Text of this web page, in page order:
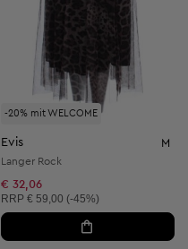
-20% mit WELCOME
Evis M
Langer Rock
€ 32,06
Unverbindliche Preisempfehlung:
RRP € 59,00 (-45%)